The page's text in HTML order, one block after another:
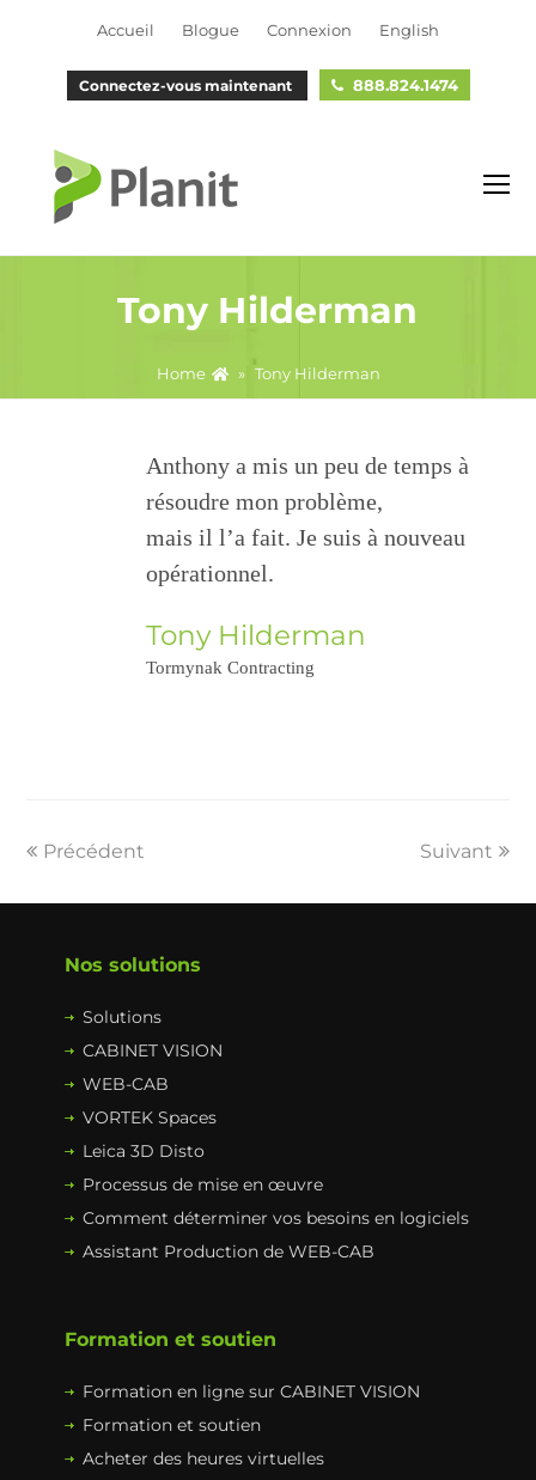
Accueil Blogue Connexion English
Connectez-vous maintenant 888.824.1474
Tony Hilderman
Home » Tony Hilderman
Anthony a mis un peu de temps à
résoudre mon problème,
mais il l’a fait. Je suis à nouveau
opérationnel.
Tony Hilderman
Tormynak Contracting
Précédent Suivant
Nos solutions
Solutions
CABINET VISION
WEB-CAB
VORTEK Spaces
Leica 3D Disto
Processus de mise en œuvre
Comment déterminer vos besoins en logiciels
Assistant Production de WEB-CAB
Formation et soutien
Formation en ligne sur CABINET VISION
Formation et soutien
Acheter des heures virtuelles